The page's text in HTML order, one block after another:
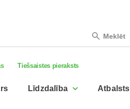
Meklēt
Tiešsaistes pieraksts
Līdzdalība Atbalsts